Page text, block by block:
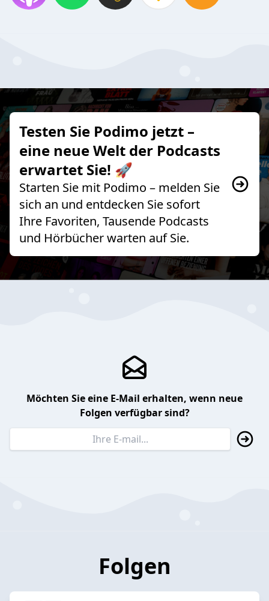
Testen Sie Podimo jetzt –
eine neue Welt der Podcasts
erwartet Sie! 🚀
Starten Sie mit Podimo – melden Sie
sich an und entdecken Sie sofort
Ihre Favoriten, Tausende Podcasts
und Hörbücher warten auf Sie.
Möchten Sie eine E-Mail erhalten, wenn neue
Folgen verfügbar sind?
Folgen